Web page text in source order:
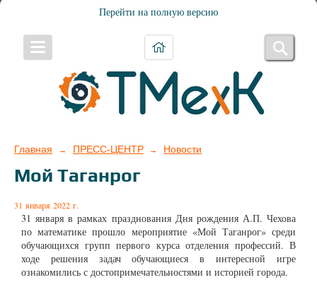
Перейти на полную версию
Главная → ПРЕСС-ЦЕНТР → Новости
Мой Таганрог
31 января 2022 г.
31 января в рамках празднования Дня рождения А.П. Чехова
по математике прошло мероприятие «Мой Таганрог» среди
обучающихся групп первого курса отделения профессий. В
ходе решения задач обучающиеся в интересной игре
ознакомились с достопримечательностями и историей города.